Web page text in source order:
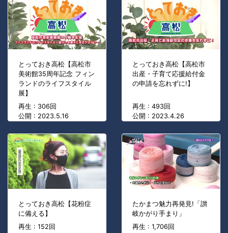
とっておき高松【高松市
美術館35周年記念 フィン
ランドのライフスタイル
展】
再生 : 306回
公開 : 2023.5.16
とっておき高松【高松市
出産・子育て応援給付金
の申請を忘れずに!】
再生 : 493回
公開 : 2023.4.26
とっておき高松【花粉症
に備える】
再生 : 152回
たかまつ魅力再発見!「讃
岐かがり手まり」
再生 : 1,706回